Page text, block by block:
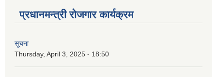
प्रधानमन्त्री रोजगार कार्यक्रम
सूचना
Thursday, April 3, 2025 - 18:50